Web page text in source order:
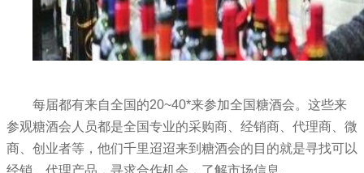
每届都有来自全国的20~40*来参加全国糖酒会。这些来
参观糖酒会人员都是全国专业的采购商、经销商、代理商、微
商、创业者等，他们千里迢迢来到糖酒会的目的就是寻找可以
经销、代理产品，寻求合作机会，了解市场信息。